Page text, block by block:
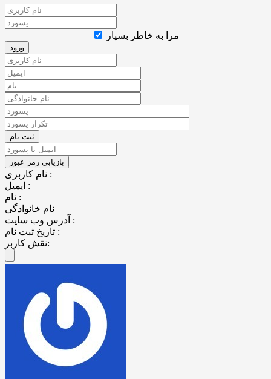
مرا به خاطر بسپار
نام کاربری :
ایمیل :
نام :
نام خانوادگی
آدرس وب سایت :
تاریخ ثبت نام :
نقش کاربر: